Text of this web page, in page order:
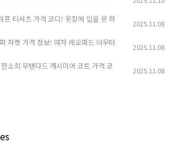
프 티셔츠 가격 코디! 옷장에 입을 옷 하
2025.11.08
자켓 가격 정보! 여자 레오파드 아우터
2025.11.08
소희 무탠다드 캐시미어 코트 가격 코
2025.11.08